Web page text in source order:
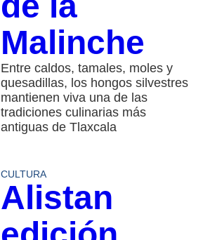
Malinche
Entre caldos, tamales, moles y
quesadillas, los hongos silvestres
mantienen viva una de las
tradiciones culinarias más
antiguas de Tlaxcala
CULTURA
Alistan